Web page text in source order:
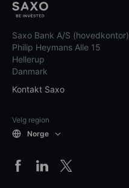
Saxo Bank A/S (hovedkontor)
Philip Heymans Alle 15
Hellerup
Danmark
Kontakt Saxo
Velg region
Norge